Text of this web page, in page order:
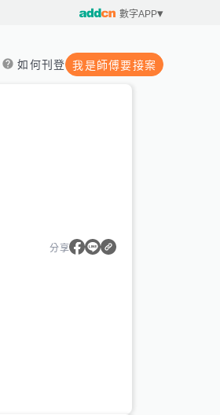
數字APP
如何刊登 我是師傅要接案
分享